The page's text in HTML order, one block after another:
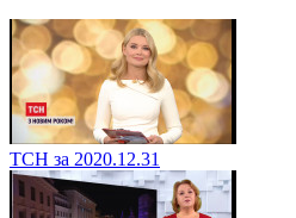
ТСН за 2020.12.31